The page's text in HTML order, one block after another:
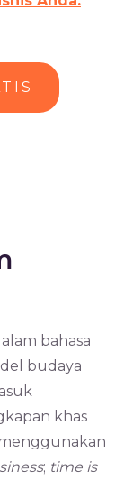
bahasa
budaya
khas
; time is